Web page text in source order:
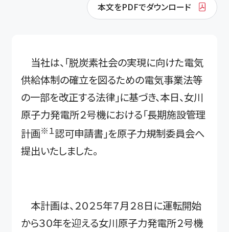
本文をPDFでダウンロード
当社は、「脱炭素社会の実現に向けた電気
供給体制の確立を図るための電気事業法等
の一部を改正する法律」に基づき、本日、女川
原子力発電所２号機における「長期施設管理
計画※１認可申請書」を原子力規制委員会へ
提出いたしました。
本計画は、２０２５年７月２８日に運転開始
から３０年を迎える女川原子力発電所２号機